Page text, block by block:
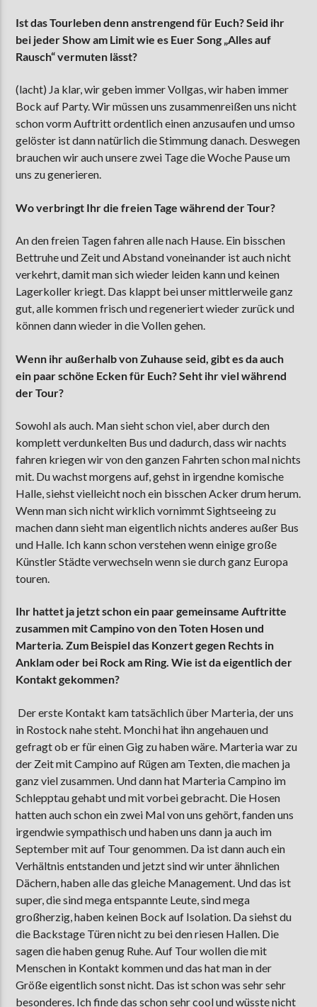
Ist das Tourleben denn anstrengend für Euch? Seid ihr
bei jeder Show am Limit wie es Euer Song „Alles auf
Rausch“ vermuten lässt?
(lacht) Ja klar, wir geben immer Vollgas, wir haben immer
Bock auf Party. Wir müssen uns zusammenreißen uns nicht
schon vorm Auftritt ordentlich einen anzusaufen und umso
gelöster ist dann natürlich die Stimmung danach. Deswegen
brauchen wir auch unsere zwei Tage die Woche Pause um
uns zu generieren.
Wo verbringt Ihr die freien Tage während der Tour?
An den freien Tagen fahren alle nach Hause. Ein bisschen
Bettruhe und Zeit und Abstand voneinander ist auch nicht
verkehrt, damit man sich wieder leiden kann und keinen
Lagerkoller kriegt. Das klappt bei unser mittlerweile ganz
gut, alle kommen frisch und regeneriert wieder zurück und
können dann wieder in die Vollen gehen.
Wenn ihr außerhalb von Zuhause seid, gibt es da auch
ein paar schöne Ecken für Euch? Seht ihr viel während
der Tour?
Sowohl als auch. Man sieht schon viel, aber durch den
komplett verdunkelten Bus und dadurch, dass wir nachts
fahren kriegen wir von den ganzen Fahrten schon mal nichts
mit. Du wachst morgens auf, gehst in irgendne komische
Halle, siehst vielleicht noch ein bisschen Acker drum herum.
Wenn man sich nicht wirklich vornimmt Sightseeing zu
machen dann sieht man eigentlich nichts anderes außer Bus
und Halle. Ich kann schon verstehen wenn einige große
Künstler Städte verwechseln wenn sie durch ganz Europa
touren.
Ihr hattet ja jetzt schon ein paar gemeinsame Auftritte
zusammen mit Campino von den Toten Hosen und
Marteria. Zum Beispiel das Konzert gegen Rechts in
Anklam oder bei Rock am Ring. Wie ist da eigentlich der
Kontakt gekommen?
Der erste Kontakt kam tatsächlich über Marteria, der uns
in Rostock nahe steht. Monchi hat ihn angehauen und
gefragt ob er für einen Gig zu haben wäre. Marteria war zu
der Zeit mit Campino auf Rügen am Texten, die machen ja
ganz viel zusammen. Und dann hat Marteria Campino im
Schlepptau gehabt und mit vorbei gebracht. Die Hosen
hatten auch schon ein zwei Mal von uns gehört, fanden uns
irgendwie sympathisch und haben uns dann ja auch im
September mit auf Tour genommen. Da ist dann auch ein
Verhältnis entstanden und jetzt sind wir unter ähnlichen
Dächern, haben alle das gleiche Management. Und das ist
super, die sind mega entspannte Leute, sind mega
großherzig, haben keinen Bock auf Isolation. Da siehst du
die Backstage Türen nicht zu bei den riesen Hallen. Die
sagen die haben genug Ruhe. Auf Tour wollen die mit
Menschen in Kontakt kommen und das hat man in der
Größe eigentlich sonst nicht. Das ist schon was sehr sehr
besonderes. Ich finde das schon sehr cool und wüsste nicht